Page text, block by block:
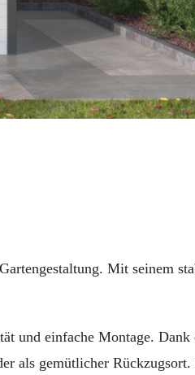
Mit seinem
und einfache Montage.
als gemütlicher